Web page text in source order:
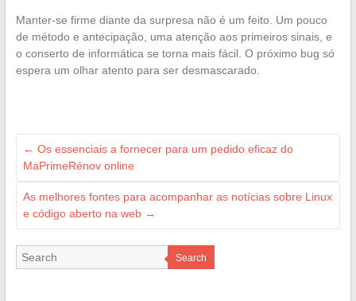
Manter-se firme diante da surpresa não é um feito. Um pouco
de método e antecipação, uma atenção aos primeiros sinais, e
o conserto de informática se torna mais fácil. O próximo bug só
espera um olhar atento para ser desmascarado.
← Os essenciais a fornecer para um pedido eficaz do
MaPrimeRénov online
As melhores fontes para acompanhar as notícias sobre Linux
e código aberto na web →
Search